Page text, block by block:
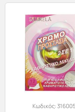
Κωδικός:316005